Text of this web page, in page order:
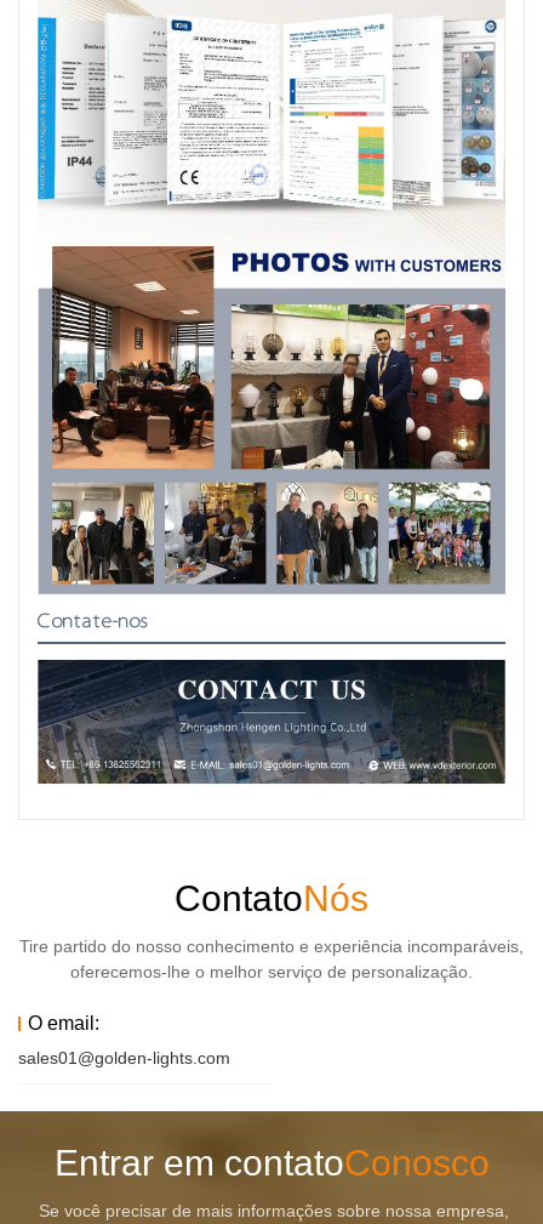
Contate-nos
ContatoNós
Tire partido do nosso conhecimento e experiência incomparáveis,
oferecemos-lhe o melhor serviço de personalização.
O email:
sales01@golden-lights.com
Entrar em contatoConosco
Se você precisar de mais informações sobre nossa empresa,